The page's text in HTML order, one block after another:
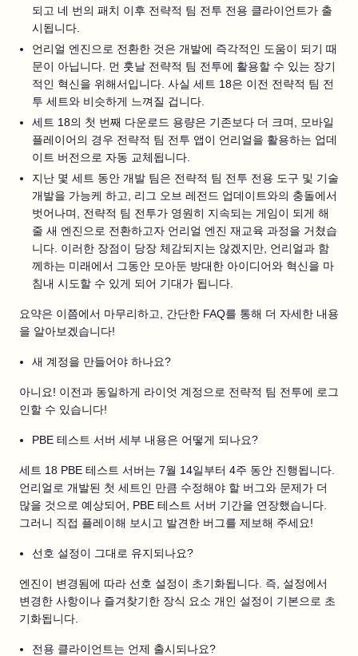
되고 네 번의 패치 이후 전략적 팀 전투 전용 클라이언트가 출
시됩니다.
언리얼 엔진으로 전환한 것은 개발에 즉각적인 도움이 되기 때
문이 아닙니다. 먼 훗날 전략적 팀 전투에 활용할 수 있는 장기
적인 혁신을 위해서입니다. 사실 세트 18은 이전 전략적 팀 전
투 세트와 비슷하게 느껴질 겁니다.
세트 18의 첫 번째 다운로드 용량은 기존보다 더 크며, 모바일
플레이어의 경우 전략적 팀 전투 앱이 언리얼을 활용하는 업데
이트 버전으로 자동 교체됩니다.
지난 몇 세트 동안 개발 팀은 전략적 팀 전투 전용 도구 및 기술
개발을 가능케 하고, 리그 오브 레전드 업데이트와의 충돌에서
벗어나며, 전략적 팀 전투가 영원히 지속되는 게임이 되게 해
줄 새 엔진으로 전환하고자 언리얼 엔진 재교육 과정을 거쳤습
니다. 이러한 장점이 당장 체감되지는 않겠지만, 언리얼과 함
께하는 미래에서 그동안 모아둔 방대한 아이디어와 혁신을 마
침내 시도할 수 있게 되어 기대가 됩니다.
요약은 이쯤에서 마무리하고, 간단한 FAQ를 통해 더 자세한 내용
을 알아보겠습니다!
새 계정을 만들어야 하나요?
아니요! 이전과 동일하게 라이엇 계정으로 전략적 팀 전투에 로그
인할 수 있습니다!
PBE 테스트 서버 세부 내용은 어떻게 되나요?
세트 18 PBE 테스트 서버는 7월 14일부터 4주 동안 진행됩니다.
언리얼로 개발된 첫 세트인 만큼 수정해야 할 버그와 문제가 더
많을 것으로 예상되어, PBE 테스트 서버 기간을 연장했습니다.
그러니 직접 플레이해 보시고 발견한 버그를 제보해 주세요!
선호 설정이 그대로 유지되나요?
엔진이 변경됨에 따라 선호 설정이 초기화됩니다. 즉, 설정에서
변경한 사항이나 즐겨찾기한 장식 요소 개인 설정이 기본으로 초
기화됩니다.
전용 클라이언트는 언제 출시되나요?